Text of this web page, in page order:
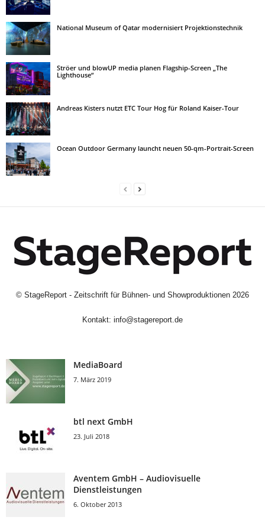
National Museum of Qatar modernisiert Projektionstechnik
Ströer und blowUP media planen Flagship-Screen „The
Lighthouse“
Andreas Kisters nutzt ETC Tour Hog für Roland Kaiser-Tour
Ocean Outdoor Germany launcht neuen 50-qm-Portrait-Screen
© StageReport - Zeitschrift für Bühnen- und Showproduktionen 2026
Kontakt: info@stagereport.de
MediaBoard
7. März 2019
btl next GmbH
23. Juli 2018
Aventem GmbH – Audiovisuelle
Dienstleistungen
6. Oktober 2013